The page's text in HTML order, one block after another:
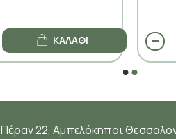
ΚΑΛΆΘΙ
Πέραν 22, Αμπελόκηποι